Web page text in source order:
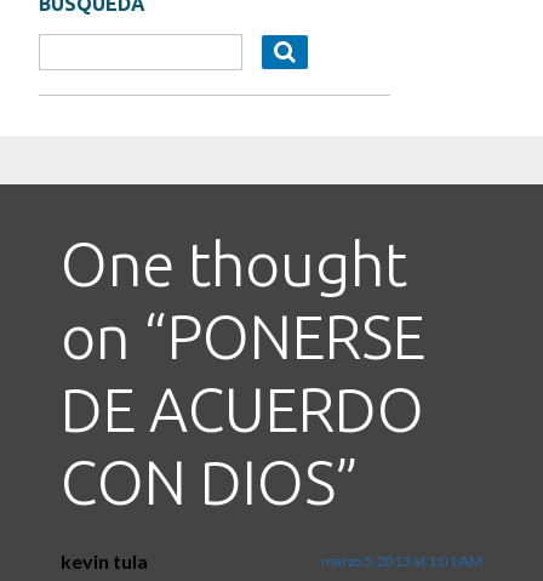
One thought
on “PONERSE
DE ACUERDO
CON DIOS”
kevin tula marzo 5, 2013 at 1:01 AM